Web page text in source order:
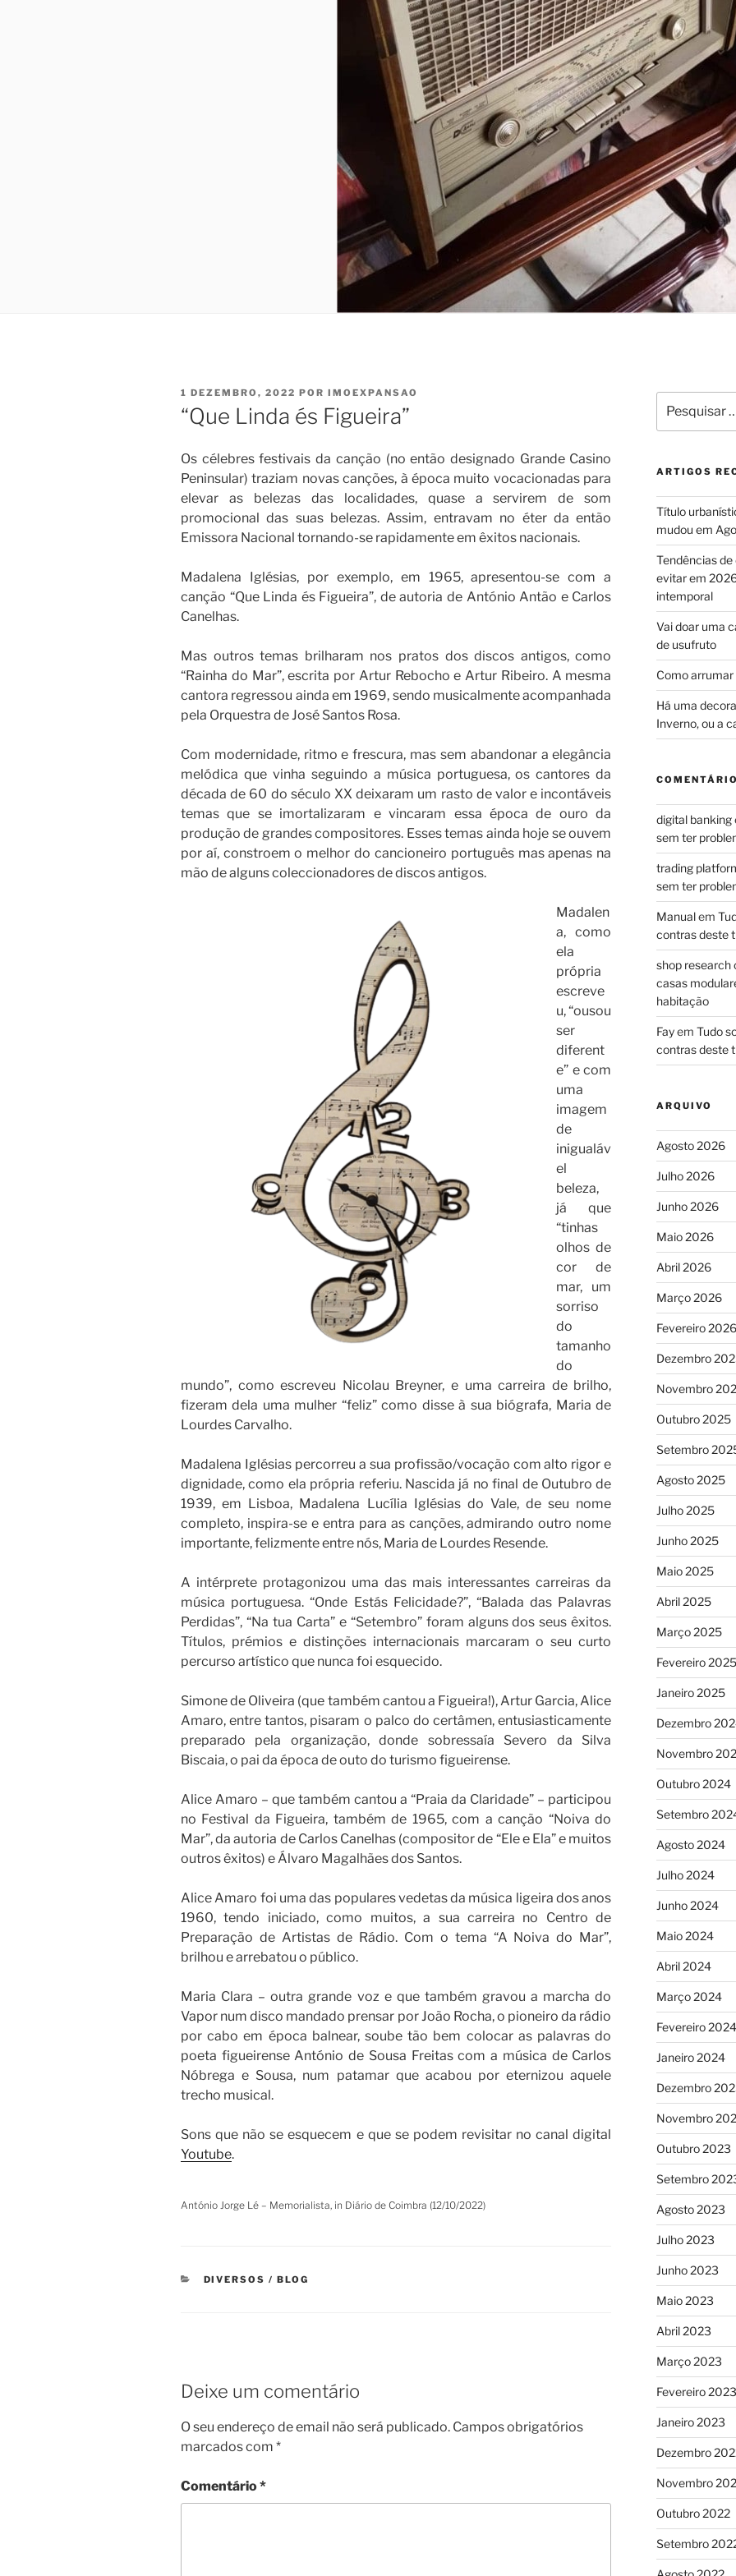
PUBLICADO
EM
1 DEZEMBRO, 2022 POR IMOEXPANSAO
“Que Linda és Figueira”
Os célebres festivais da canção (no então designado Grande Casino
Peninsular) traziam novas canções, à época muito vocacionadas para
elevar as belezas das localidades, quase a servirem de som
promocional das suas belezas. Assim, entravam no éter da então
Emissora Nacional tornando-se rapidamente em êxitos nacionais.
Madalena Iglésias, por exemplo, em 1965, apresentou-se com a
canção “Que Linda és Figueira”, de autoria de António Antão e Carlos
Canelhas.
Mas outros temas brilharam nos pratos dos discos antigos, como
“Rainha do Mar”, escrita por Artur Rebocho e Artur Ribeiro. A mesma
cantora regressou ainda em 1969, sendo musicalmente acompanhada
pela Orquestra de José Santos Rosa.
Com modernidade, ritmo e frescura, mas sem abandonar a elegância
melódica que vinha seguindo a música portuguesa, os cantores da
década de 60 do século XX deixaram um rasto de valor e incontáveis
temas que se imortalizaram e vincaram essa época de ouro da
produção de grandes compositores. Esses temas ainda hoje se ouvem
por aí, constroem o melhor do cancioneiro português mas apenas na
mão de alguns coleccionadores de discos antigos.
Madalen
a, como
ela
própria
escreve
u, “ousou
ser
diferent
e” e com
uma
imagem
de
inigualáv
el
beleza,
já que
“tinhas
olhos de
cor de
mar, um
sorriso
do
tamanho
do
mundo”, como escreveu Nicolau Breyner, e uma carreira de brilho,
fizeram dela uma mulher “feliz” como disse à sua biógrafa, Maria de
Lourdes Carvalho.
Madalena Iglésias percorreu a sua profissão/vocação com alto rigor e
dignidade, como ela própria referiu. Nascida já no final de Outubro de
1939, em Lisboa, Madalena Lucília Iglésias do Vale, de seu nome
completo, inspira-se e entra para as canções, admirando outro nome
importante, felizmente entre nós, Maria de Lourdes Resende.
A intérprete protagonizou uma das mais interessantes carreiras da
música portuguesa. “Onde Estás Felicidade?”, “Balada das Palavras
Perdidas”, “Na tua Carta” e “Setembro” foram alguns dos seus êxitos.
Títulos, prémios e distinções internacionais marcaram o seu curto
percurso artístico que nunca foi esquecido.
Simone de Oliveira (que também cantou a Figueira!), Artur Garcia, Alice
Amaro, entre tantos, pisaram o palco do certâmen, entusiasticamente
preparado pela organização, donde sobressaía Severo da Silva
Biscaia, o pai da época de outo do turismo figueirense.
Alice Amaro – que também cantou a “Praia da Claridade” – participou
no Festival da Figueira, também de 1965, com a canção “Noiva do
Mar”, da autoria de Carlos Canelhas (compositor de “Ele e Ela” e muitos
outros êxitos) e Álvaro Magalhães dos Santos.
Alice Amaro foi uma das populares vedetas da música ligeira dos anos
1960, tendo iniciado, como muitos, a sua carreira no Centro de
Preparação de Artistas de Rádio. Com o tema “A Noiva do Mar”,
brilhou e arrebatou o público.
Maria Clara – outra grande voz e que também gravou a marcha do
Vapor num disco mandado prensar por João Rocha, o pioneiro da rádio
por cabo em época balnear, soube tão bem colocar as palavras do
poeta figueirense António de Sousa Freitas com a música de Carlos
Nóbrega e Sousa, num patamar que acabou por eternizou aquele
trecho musical.
Sons que não se esquecem e que se podem revisitar no canal digital
Youtube.
António Jorge Lé – Memorialista, in Diário de Coimbra (12/10/2022)
CATEGORIAS
DIVERSOS / BLOG
Deixe um comentário
O seu endereço de email não será publicado. Campos obrigatórios
marcados com *
Comentário*
por:
ARTIGOS
Título
mudou em
Tendências
evitar em
intemporal
Vai doar uma
de usufruto
Como
Há uma
Inverno, ou a
digital banking
sem ter
trading
sem ter
Manualem
contras deste
shop research
casas
habitação
Fayem Tudo
contras deste
ARQUIVO
Agosto 2026
Julho 2026
Junho 2026
Maio 2026
Abril 2026
Março 2026
Fevereiro 2026
Dezembro
Novembro
Outubro 2025
Setembro
Agosto 2025
Julho 2025
Junho 2025
Maio 2025
Abril 2025
Março 2025
Fevereiro 2025
Janeiro 2025
Dezembro
Novembro
Outubro 2024
Setembro
Agosto 2024
Julho 2024
Junho 2024
Maio 2024
Abril 2024
Março 2024
Fevereiro 2024
Janeiro 2024
Dezembro
Novembro
Outubro 2023
Setembro
Agosto 2023
Julho 2023
Junho 2023
Maio 2023
Abril 2023
Março 2023
Fevereiro 2023
Janeiro 2023
Dezembro
Novembro
Outubro 2022
Setembro